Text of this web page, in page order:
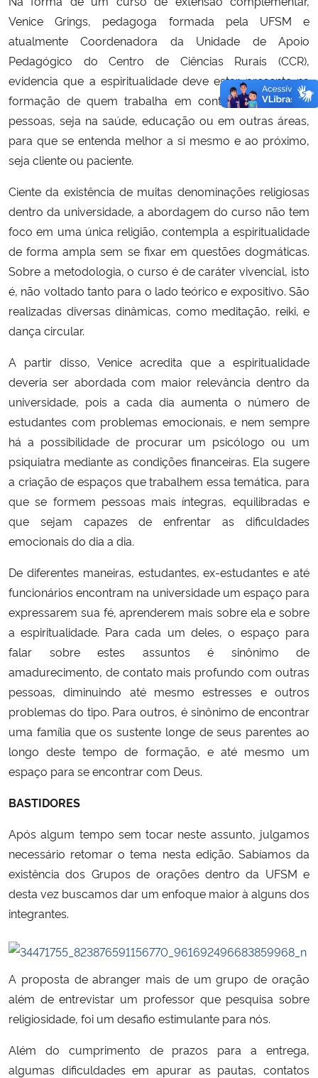
Venice Grings, pedagoga formada pela UFSM e
atualmente Coordenadora da Unidade de Apoio
Pedagógico do Centro de Ciências Rurais (CCR),
evidencia que a espiritualidade deve estar presente na
formação de quem trabalha em contato com outras
pessoas, seja na saúde, educação ou em outras áreas,
para que se entenda melhor a si mesmo e ao próximo,
seja cliente ou paciente.
Ciente da existência de muitas denominações religiosas
dentro da universidade, a abordagem do curso não tem
foco em uma única religião, contempla a espiritualidade
de forma ampla sem se fixar em questões dogmáticas.
Sobre a metodologia, o curso é de caráter vivencial, isto
é, não voltado tanto para o lado teórico e expositivo. São
realizadas diversas dinâmicas, como meditação, reiki, e
dança circular.
A partir disso, Venice acredita que a espiritualidade
deveria ser abordada com maior relevância dentro da
universidade, pois a cada dia aumenta o número de
estudantes com problemas emocionais, e nem sempre
há a possibilidade de procurar um psicólogo ou um
psiquiatra mediante as condições financeiras. Ela sugere
a criação de espaços que trabalhem essa temática, para
que se formem pessoas mais íntegras, equilibradas e
que sejam capazes de enfrentar as dificuldades
emocionais do dia a dia.
De diferentes maneiras, estudantes, ex-estudantes e até
funcionários encontram na universidade um espaço para
expressarem sua fé, aprenderem mais sobre ela e sobre
a espiritualidade. Para cada um deles, o espaço para
falar sobre estes assuntos é sinônimo de
amadurecimento, de contato mais profundo com outras
pessoas, diminuindo até mesmo estresses e outros
problemas do tipo. Para outros, é sinônimo de encontrar
uma família que os sustente longe de seus parentes ao
longo deste tempo de formação, e até mesmo um
espaço para se encontrar com Deus.
BASTIDORES
Após algum tempo sem tocar neste assunto, julgamos
necessário retomar o tema nesta edição. Sabíamos da
existência dos Grupos de orações dentro da UFSM e
desta vez buscamos dar um enfoque maior à alguns dos
integrantes.
A proposta de abranger mais de um grupo de oração
além de entrevistar um professor que pesquisa sobre
religiosidade, foi um desafio estimulante para nós.
Além do cumprimento de prazos para a entrega,
algumas dificuldades em apurar as pautas, contatos